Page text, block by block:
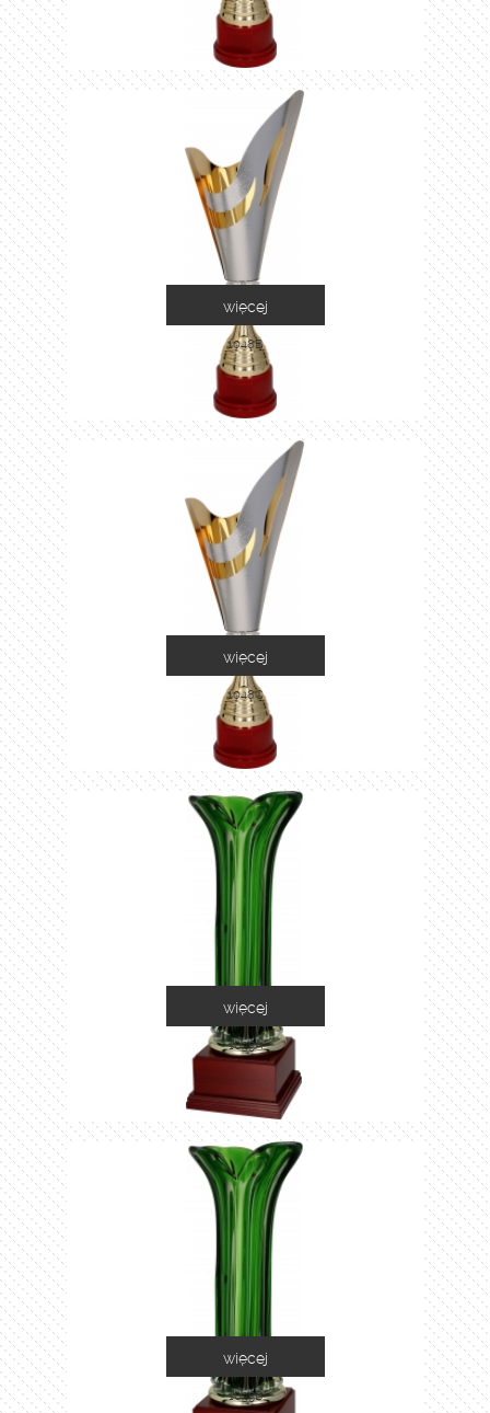
1048B
więcej
1048C
więcej
1035A
więcej
1035B
więcej